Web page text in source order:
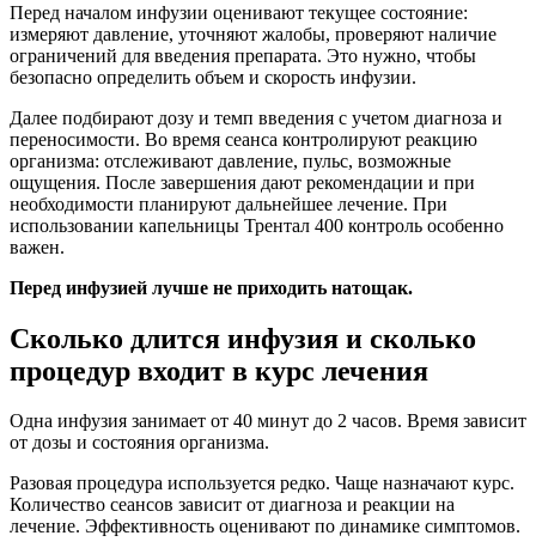
Перед началом инфузии оценивают текущее состояние:
измеряют давление, уточняют жалобы, проверяют наличие
ограничений для введения препарата. Это нужно, чтобы
безопасно определить объем и скорость инфузии.
Далее подбирают дозу и темп введения с учетом диагноза и
переносимости. Во время сеанса контролируют реакцию
организма: отслеживают давление, пульс, возможные
ощущения. После завершения дают рекомендации и при
необходимости планируют дальнейшее лечение. При
использовании капельницы Трентал 400 контроль особенно
важен.
Перед инфузией лучше не приходить натощак.
Сколько длится инфузия и сколько
процедур входит в курс лечения
Одна инфузия занимает от 40 минут до 2 часов. Время зависит
от дозы и состояния организма.
Разовая процедура используется редко. Чаще назначают курс.
Количество сеансов зависит от диагноза и реакции на
лечение. Эффективность оценивают по динамике симптомов.